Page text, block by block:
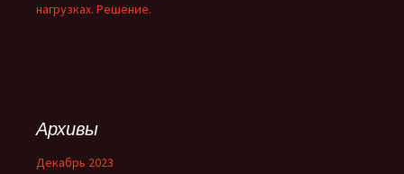
нагрузках. Решение.
Архивы
Декабрь 2023